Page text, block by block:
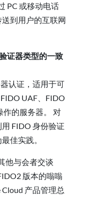
PC 或移动电话
到用户的互联网
证器类型的一致
认证，适用于可
UAF、FIDO
作的服务器。 对
FIDO 身份验证
佳实践。
他与会者交谈
版本的嗡嗡
产品管理总